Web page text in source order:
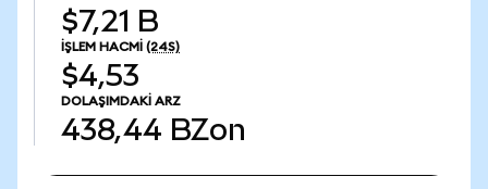
$7,21 B
İŞLEM HACMI (24S)
$4,53
DOLAŞIMDAKI ARZ
438,44 BZon